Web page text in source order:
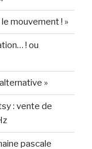
mouvement ! »
! ou
»
: vente de
pascale